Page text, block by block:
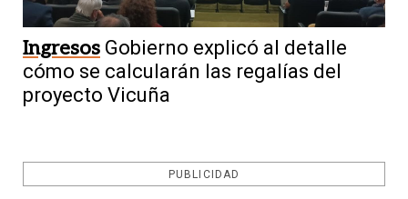
Ingresos Gobierno explicó al detalle
cómo se calcularán las regalías del
proyecto Vicuña
PUBLICIDAD